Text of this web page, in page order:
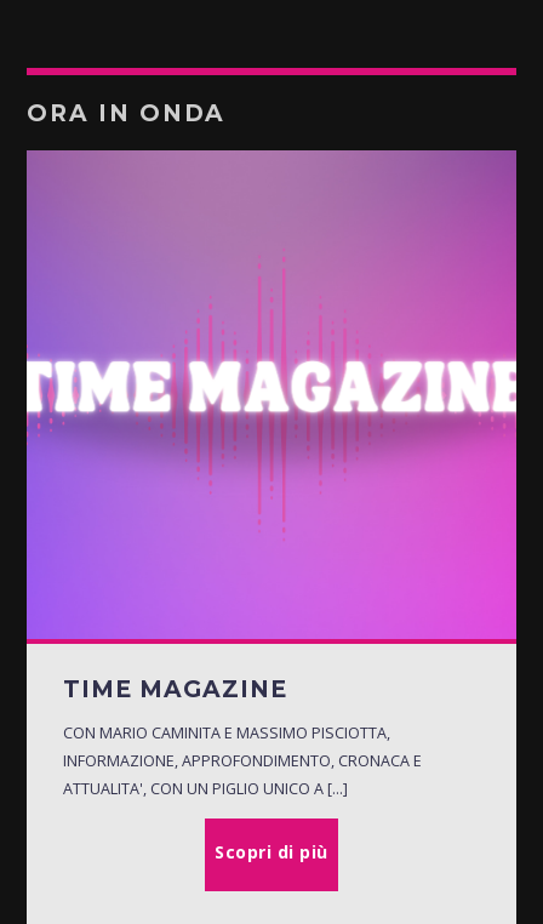
ORA IN ONDA
TIME MAGAZINE
CON MARIO CAMINITA E MASSIMO PISCIOTTA,
INFORMAZIONE, APPROFONDIMENTO, CRONACA E
ATTUALITA', CON UN PIGLIO UNICO A [...]
Scopri di più